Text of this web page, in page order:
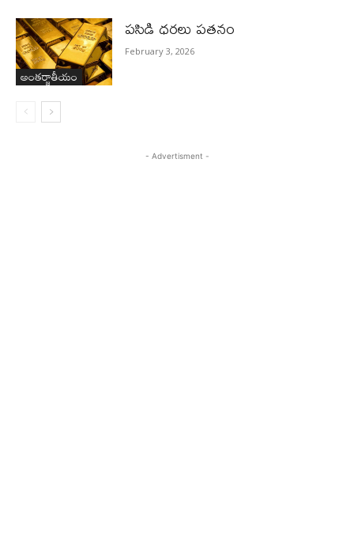
అంతర్జాతీయం
పసిడి ధరలు పతనం
February 3, 2026
- Advertisment -